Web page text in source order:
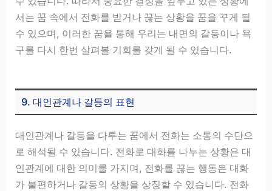
서는 꿈 속에서 전화를 받거나 끊는 상황을 꿈을 꾸게 될
수 있으며, 이러한 꿈을 통해 우리는 내면의 갈등이나 욕
구를 다시 한번 살펴볼 기회를 갖게 될 수 있습니다.
9. 대인관계나 갈등의 표현
대인관계나 갈등을 다루는 꿈에서 전화는 소통의 수단으
로 해석될 수 있습니다. 전화로 대화를 나누는 상황은 대
인관계에 대한 의미를 가지며, 전화를 끊는 행동은 대화
가 불편하거나 갈등의 상황을 상징할 수 있습니다. 전화